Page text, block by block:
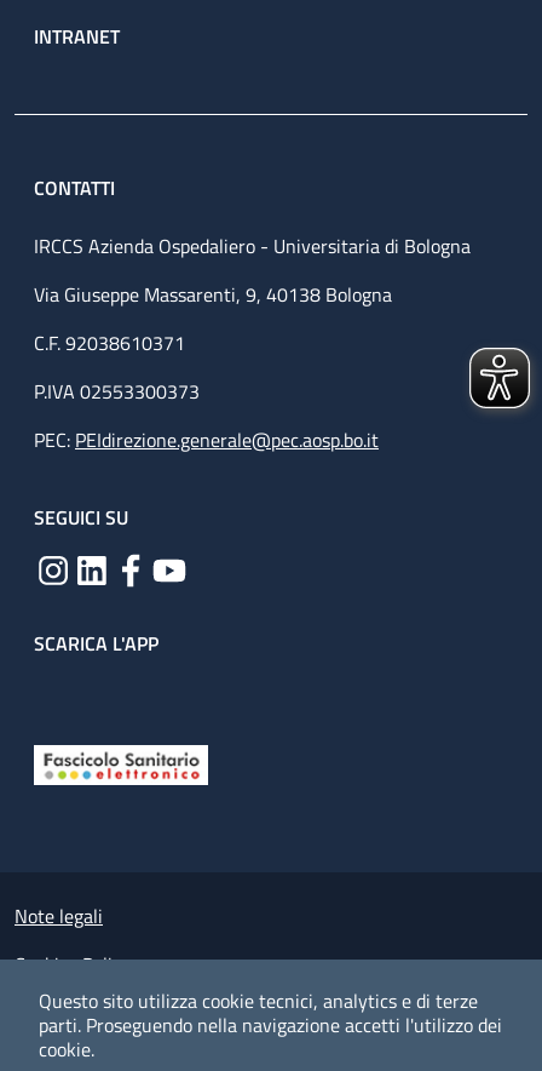
Questo sito utilizza cookie tecnici, analytics e di terze
parti. Proseguendo nella navigazione accetti l'utilizzo dei
cookie.
INTRANET
CONTATTI
IRCCS Azienda Ospedaliero - Universitaria di Bologna
Via Giuseppe Massarenti, 9, 40138 Bologna
C.F. 92038610371
P.IVA 02553300373
PEC: PEIdirezione.generale@pec.aosp.bo.it
SEGUICI SU
SCARICA L'APP
Small prints
Note legali
Cookies Policy
Policy privacy e protezione del dato personale
Albo pretorio on-line